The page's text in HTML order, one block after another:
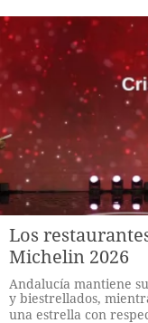
Los
Michelin 2026
Andalucía mantiene
y biestrellados,
una estrella con